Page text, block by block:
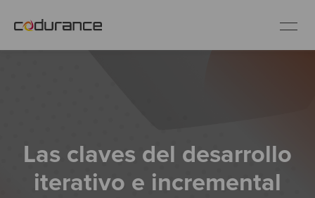
Servicios
Las claves del desarrollo
iterativo e incremental